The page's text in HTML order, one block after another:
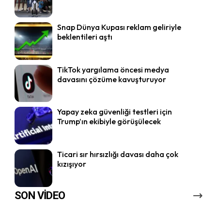
Snap Dünya Kupası reklam geliriyle
beklentileri aştı
TikTok yargılama öncesi medya
davasını çözüme kavuşturuyor
Yapay zeka güvenliği testleri için
Trump’ın ekibiyle görüşülecek
Ticari sır hırsızlığı davası daha çok
kızışıyor
SON VİDEO